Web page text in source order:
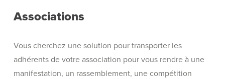
Associations
Vous cherchez une solution pour transporter les
adhérents de votre association pour vous rendre à une
manifestation, un rassemblement, une compétition